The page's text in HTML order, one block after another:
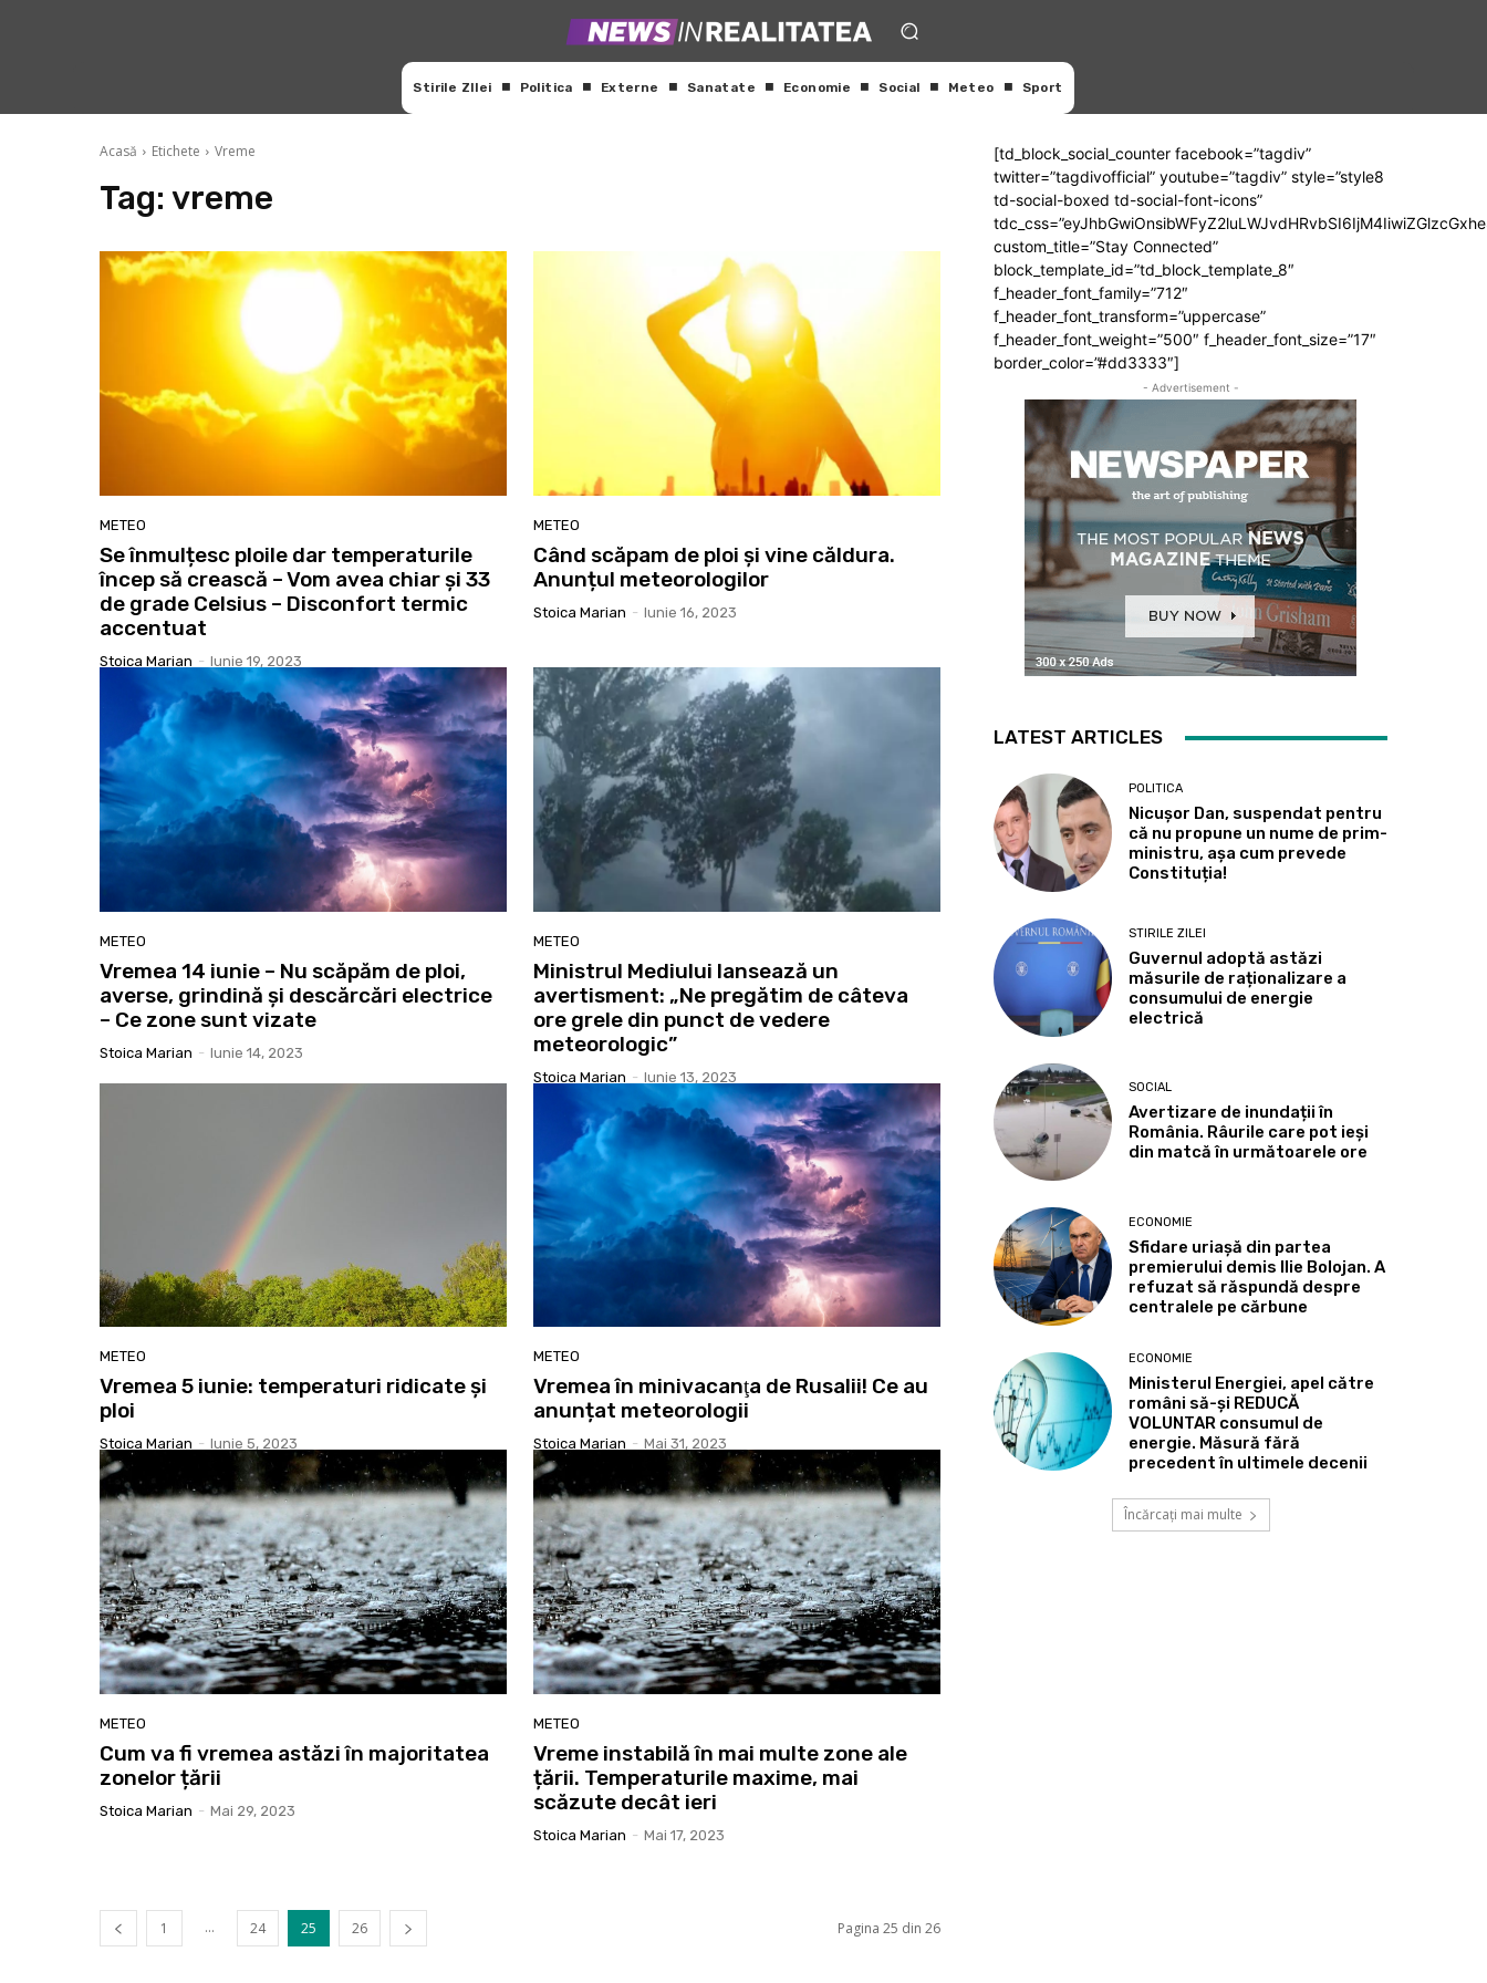
Stirile ZIlei Politica Externe Sanatate Economie Social Meteo Sport
Acasă Etichete Vreme
Tag: vreme
METEO
Se înmulțesc ploile dar temperaturile
încep să crească – Vom avea chiar și 33
de grade Celsius – Disconfort termic
accentuat
Stoica Marian - Iunie 19, 2023
METEO
Când scăpam de ploi și vine căldura.
Anunțul meteorologilor
Stoica Marian - Iunie 16, 2023
METEO
Vremea 14 iunie – Nu scăpăm de ploi,
averse, grindină și descărcări electrice
– Ce zone sunt vizate
Stoica Marian - Iunie 14, 2023
METEO
Ministrul Mediului lansează un
avertisment: „Ne pregătim de câteva
ore grele din punct de vedere
meteorologic”
Stoica Marian - Iunie 13, 2023
METEO
Vremea 5 iunie: temperaturi ridicate și
ploi
Stoica Marian - Iunie 5, 2023
METEO
Vremea în minivacanţa de Rusalii! Ce au
anunțat meteorologii
Stoica Marian - Mai 31, 2023
METEO
Cum va fi vremea astăzi în majoritatea
zonelor țării
Stoica Marian - Mai 29, 2023
METEO
Vreme instabilă în mai multe zone ale
țării. Temperaturile maxime, mai
scăzute decât ieri
Stoica Marian - Mai 17, 2023
1 ... 24 25 26 Pagina 25 din 26
[td_block_social_counter facebook=”tagdiv”
twitter=”tagdivofficial” youtube=”tagdiv” style=”style8
td-social-boxed td-social-font-icons”
custom_title=”Stay Connected”
block_template_id=”td_block_template_8″
f_header_font_family=”712″
f_header_font_transform=”uppercase”
f_header_font_weight=”500″ f_header_font_size=”17″
border_color=”#dd3333″]
- Advertisement -
LATEST ARTICLES
POLITICA
Nicușor Dan, suspendat pentru
că nu propune un nume de prim-
ministru, așa cum prevede
Constituția!
STIRILE ZILEI
Guvernul adoptă astăzi
măsurile de raționalizare a
consumului de energie
electrică
SOCIAL
Avertizare de inundații în
România. Râurile care pot ieși
din matcă în următoarele ore
ECONOMIE
Sfidare uriașă din partea
premierului demis Ilie Bolojan. A
refuzat să răspundă despre
centralele pe cărbune
ECONOMIE
Ministerul Energiei, apel către
români să-și REDUCĂ
VOLUNTAR consumul de
energie. Măsură fără
precedent în ultimele decenii
Încărcați mai multe